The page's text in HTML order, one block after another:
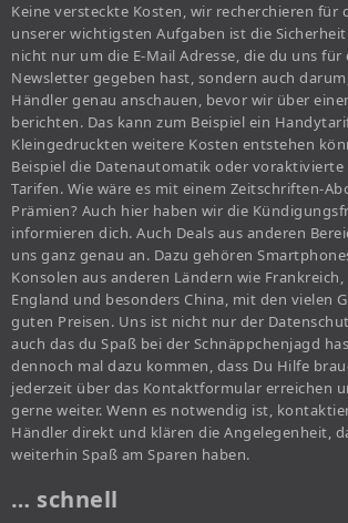
Keine versteckte Kosten, wir recherchieren für
unserer wichtigsten Aufgaben ist die
nicht nur um die E-Mail Adresse, die du uns für
Newsletter gegeben hast, sondern auch
Händler genau anschauen, bevor wir über
berichten. Das kann zum Beispiel ein
Kleingedruckten weitere Kosten entstehen
Beispiel die Datenautomatik oder
Tarifen. Wie wäre es mit einem Zeitschriften-
Prämien? Auch hier haben wir die
informieren dich. Auch Deals aus anderen
uns ganz genau an. Dazu gehören
Konsolen aus anderen Ländern wie
England und besonders China, mit den vielen
guten Preisen. Uns ist nicht nur der
auch das du Spaß bei der Schnäppchenjagd
dennoch mal dazu kommen, dass Du Hilfe
jederzeit über das Kontaktformular erreichen
gerne weiter. Wenn es notwendig ist,
Händler direkt und klären die Angelegenheit,
weiterhin Spaß am Sparen haben.
… schnell